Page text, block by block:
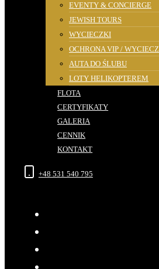
EVENTY & CONCIERGE
JEWISH TOURS
WYCIECZKI
OCHRONA VIP /
AUTA DO ŚLUBU
LOTY HELIKOPTEREM
FLOTA
CERTYFIKATY
GALERIA
CENNIK
KONTAKT
+48 531 540 795